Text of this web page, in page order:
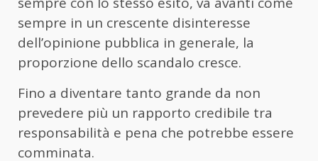
sempre in un crescente disinteresse
dell’opinione pubblica in generale, la
proporzione dello scandalo cresce.
Fino a diventare tanto grande da non
prevedere più un rapporto credibile tra
responsabilità e pena che potrebbe essere
comminata.